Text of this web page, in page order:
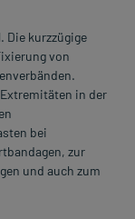
Die kurzzügige
von
in der
bei
zur
und auch zum